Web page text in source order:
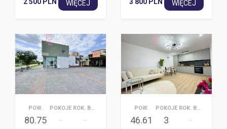
WIĘCEJ WIĘCEJ
POW.
80.75
POKOJE
–
ROK. BUD.
–
POW.
46.61
POKOJE
3
ROK. BUD.
–